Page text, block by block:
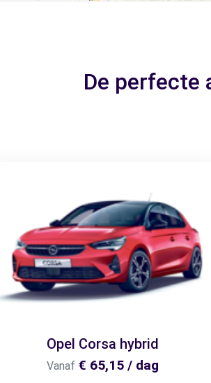
De perfecte
Opel Corsa hybrid
Vanaf € 65,15 / dag